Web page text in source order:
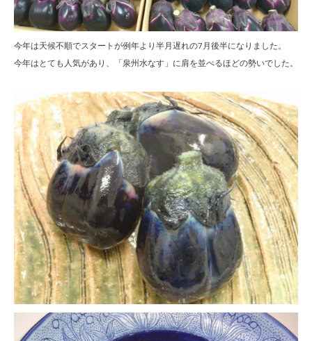
今年は天候不順でスタートが例年より半月遅れの7月後半になりました。
今年はとても人気があり、「泉州水なす」に肩を並べるほどの勢いでした。